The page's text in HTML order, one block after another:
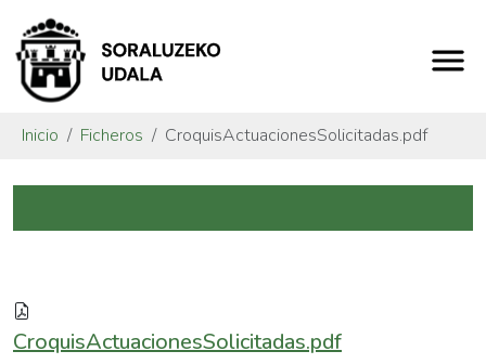
Inicio Ficheros CroquisActuacionesSolicitadas.pdf
CroquisActuacionesSolicitadas.pdf